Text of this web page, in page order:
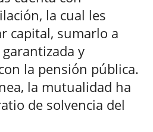
la cual les
capital, sumarlo a
y
la pensión pública.
la mutualidad ha
de solvencia del